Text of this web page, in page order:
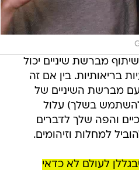
מברשת שיניים יכול
בריאותיות. בין אם זה
עם מברשת השיניים של
בשלך) עלול
והפה שלך לדברים
למחלות וזיהומים.
לעולם לא כדאי